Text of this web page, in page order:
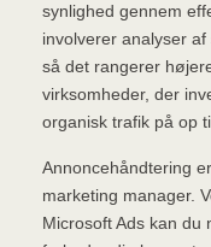
synlighed gennem
involverer analyser
så det rangerer
virksomheder, der
organisk trafik på op
Annoncehåndtering
marketing manager.
Microsoft Ads kan du